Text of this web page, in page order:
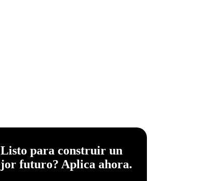
para construir un
futuro? Aplica ahora.